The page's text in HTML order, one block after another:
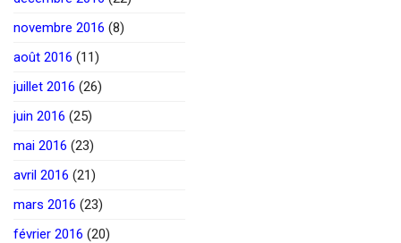
novembre 2016 (8)
août 2016 (11)
juillet 2016 (26)
juin 2016 (25)
mai 2016 (23)
avril 2016 (21)
mars 2016 (23)
février 2016 (20)